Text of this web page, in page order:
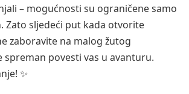
– mogućnosti su ograničene samo
Zato sljedeći put kada otvorite
zaboravite na malog žutog
spreman povesti vas u avanturu.
✨